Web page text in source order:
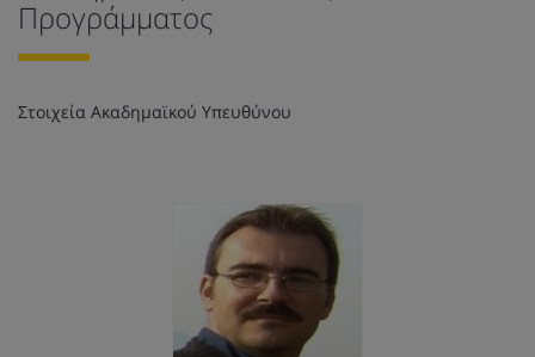
Προγράμματος
Στοιχεία Ακαδημαϊκού Υπευθύνου